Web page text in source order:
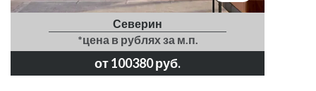
Северин
*цена в рублях за м.п.
от 100380 руб.